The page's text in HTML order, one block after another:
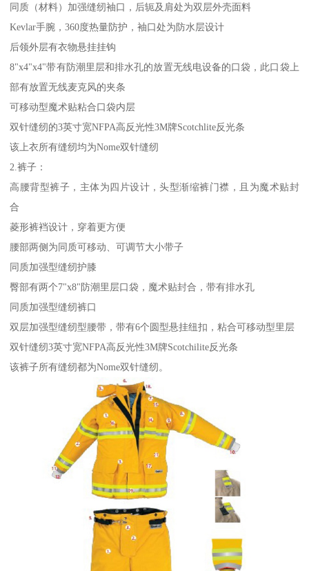
同质（材料）加强缝纫袖口，后轭及肩处为双层外壳面料
Kevlar手腕，360度热量防护，袖口处为防水层设计
后领外层有衣物悬挂挂钩
8"x4"x4"带有防潮里层和排水孔的放置无线电设备的口袋，此口袋上
部有放置无线麦克风的夹条
可移动型魔术贴粘合口袋内层
双针缝纫的3英寸宽NFPA高反光性3M牌Scotchlite反光条
该上衣所有缝纫均为Nome双针缝纫
2.裤子：
高腰背型裤子，主体为四片设计，头型渐缩裤门襟，且为魔术贴封
合
菱形裤裆设计，穿着更方便
腰部两侧为同质可移动、可调节大小带子
同质加强型缝纫护膝
臀部有两个7"x8"防潮里层口袋，魔术贴封合，带有排水孔
同质加强型缝纫裤口
双层加强型缝纫型腰带，带有6个圆型悬挂纽扣，粘合可移动型里层
双针缝纫3英寸宽NFPA高反光性3M牌Scotchilite反光条
该裤子所有缝纫都为Nome双针缝纫。